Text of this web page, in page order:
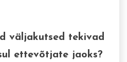
väljakutsed tekivad
ettevõtjate jaoks?